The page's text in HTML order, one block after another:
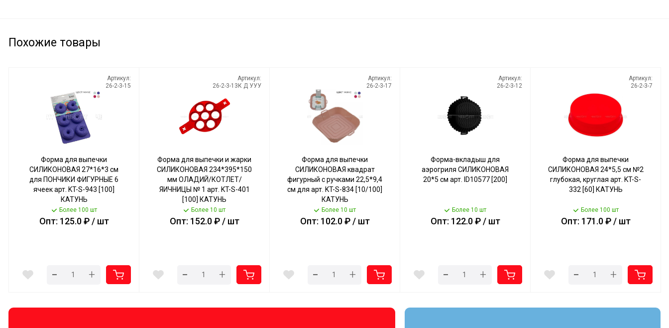
Похожие товары
Артикул:
26-2-3-15
Форма для выпечки
СИЛИКОНОВАЯ 27*16*3 см
для ПОНЧИКИ ФИГУРНЫЕ 6
ячеек арт. KT-S-943 [100]
КАТУНЬ
Более 100 шт
Опт: 125.0 ₽ / шт
- +
Артикул:
26-2-3-13К Д УУУ
Форма для выпечки и жарки
СИЛИКОНОВАЯ 234*395*150
мм ОЛАДИЙ/КОТЛЕТ/
ЯИЧНИЦЫ № 1 арт. KT-S-401
[100] КАТУНЬ
Более 10 шт
Опт: 152.0 ₽ / шт
- +
Артикул:
26-2-3-17
Форма для выпечки
СИЛИКОНОВАЯ квадрат
фигурный с ручками 22,5*9,4
см для арт. KT-S-834 [10/100]
КАТУНЬ
Более 10 шт
Опт: 102.0 ₽ / шт
- +
Артикул:
26-2-3-12
Форма-вкладыш для
аэрогриля СИЛИКОНОВАЯ
20*5 см арт. ID10577 [200]
Более 10 шт
Опт: 122.0 ₽ / шт
- +
Артикул:
26-2-3-7
Форма для выпечки
СИЛИКОНОВАЯ 24*5,5 см №2
глубокая, круглая арт. KT-S-
332 [60] КАТУНЬ
Более 100 шт
Опт: 171.0 ₽ / шт
- +